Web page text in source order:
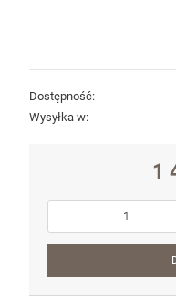
Karabin
15 SBR Gen.2 kal.
lufa 14" kol. Black
7 900,00 zł
Dostępność:
Wysyłka w:
1